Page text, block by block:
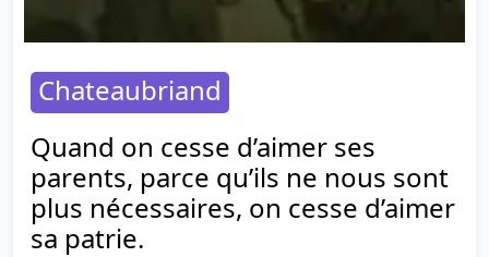
Chateaubriand
Quand on cesse d’aimer ses
parents, parce qu’ils ne nous sont
plus nécessaires, on cesse d’aimer
sa patrie.